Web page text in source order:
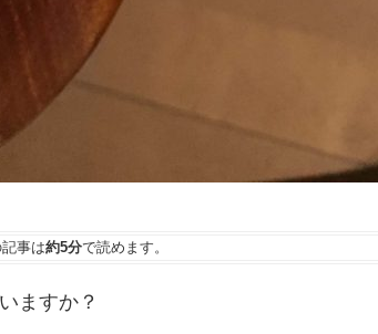
記事は約5分で読めます。
ますか？